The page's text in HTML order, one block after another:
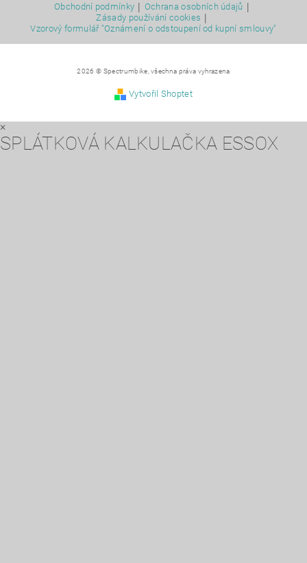
Obchodní podmínky | Ochrana osobních údajů |
Zásady používání cookies |
Vzorový formulář "Oznámení o odstoupení od kupní smlouvy"
2026 © Spectrumbike, všechna práva vyhrazena
Vytvořil Shoptet
×
SPLÁTKOVÁ KALKULAČKA ESSOX